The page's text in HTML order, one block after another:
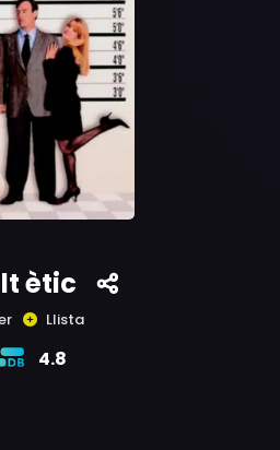
ètic
Llista
4.8